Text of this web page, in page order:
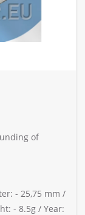
of
- 25,75 mm /
- 8.5g / Year: